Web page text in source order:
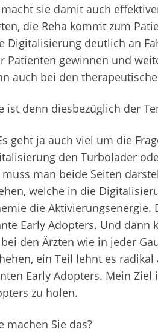
macht sie damit auch
die Reha kommt zum
Digitalisierung deutlich an
Patienten gewinnen und
auch bei den
ist denn diesbezüglich der
geht ja auch viel um die
den Turbolader
man beide Seiten
welche in die
die
Early Adopters. Und
den Ärzten wie in jeder
ein Teil lehnt es
Early Adopters. Mein
zu holen.
machen Sie das?